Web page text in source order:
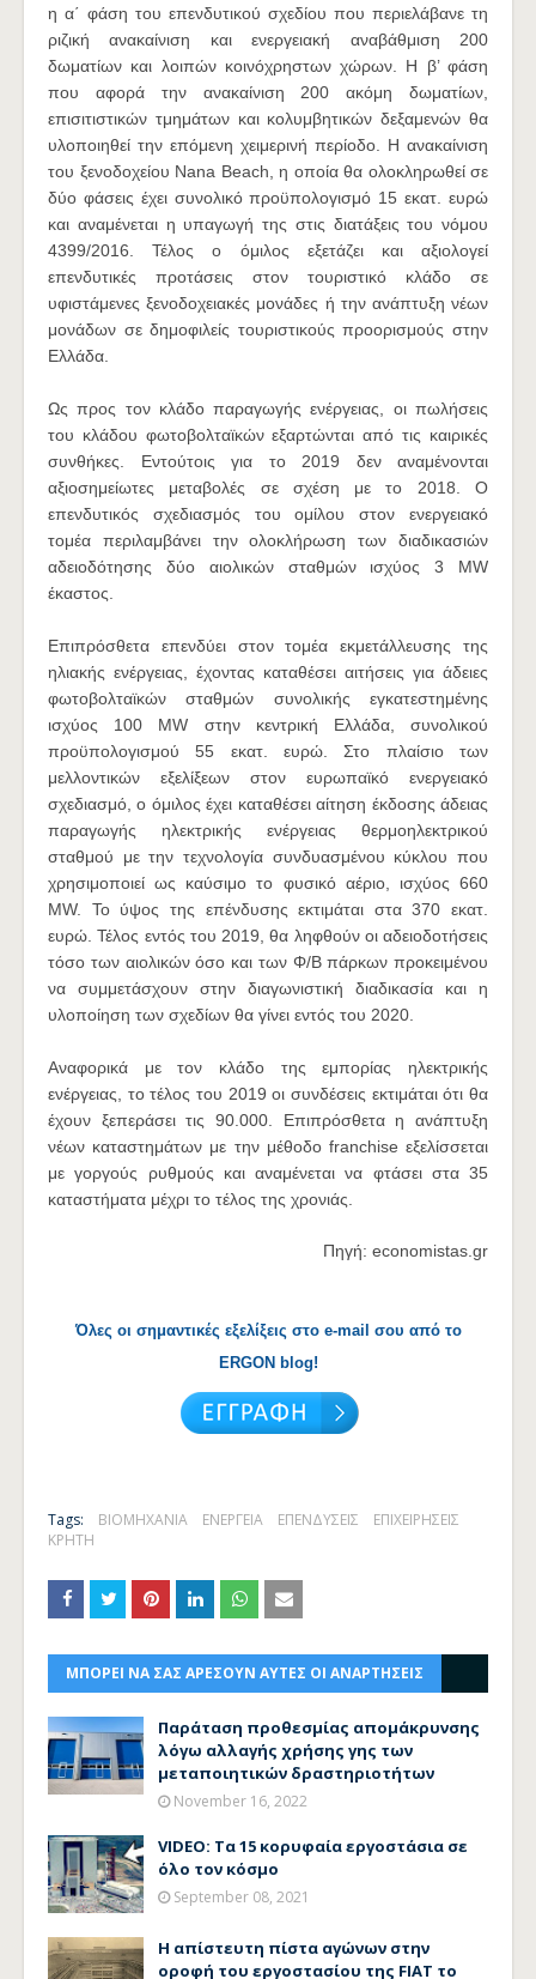
η α΄ φάση του επενδυτικού σχεδίου που περιελάβανε τη
ριζική ανακαίνιση και ενεργειακή αναβάθμιση 200
δωματίων και λοιπών κοινόχρηστων χώρων. Η β’ φάση
που αφορά την ανακαίνιση 200 ακόμη δωματίων,
επισιτιστικών τμημάτων και κολυμβητικών δεξαμενών θα
υλοποιηθεί την επόμενη χειμερινή περίοδο. Η ανακαίνιση
του ξενοδοχείου Nana Beach, η οποία θα ολοκληρωθεί σε
δύο φάσεις έχει συνολικό προϋπολογισμό 15 εκατ. ευρώ
και αναμένεται η υπαγωγή της στις διατάξεις του νόμου
4399/2016. Τέλος ο όμιλος εξετάζει και αξιολογεί
επενδυτικές προτάσεις στον τουριστικό κλάδο σε
υφιστάμενες ξενοδοχειακές μονάδες ή την ανάπτυξη νέων
μονάδων σε δημοφιλείς τουριστικούς προορισμούς στην
Ελλάδα.
Ως προς τον κλάδο παραγωγής ενέργειας, οι πωλήσεις
του κλάδου φωτοβολταϊκών εξαρτώνται από τις καιρικές
συνθήκες. Εντούτοις για το 2019 δεν αναμένονται
αξιοσημείωτες μεταβολές σε σχέση με το 2018. Ο
επενδυτικός σχεδιασμός του ομίλου στον ενεργειακό
τομέα περιλαμβάνει την ολοκλήρωση των διαδικασιών
αδειοδότησης δύο αιολικών σταθμών ισχύος 3 MW
έκαστος.
Επιπρόσθετα επενδύει στον τομέα εκμετάλλευσης της
ηλιακής ενέργειας, έχοντας καταθέσει αιτήσεις για άδειες
φωτοβολταϊκών σταθμών συνολικής εγκατεστημένης
ισχύος 100 MW στην κεντρική Ελλάδα, συνολικού
προϋπολογισμού 55 εκατ. ευρώ. Στο πλαίσιο των
μελλοντικών εξελίξεων στον ευρωπαϊκό ενεργειακό
σχεδιασμό, ο όμιλος έχει καταθέσει αίτηση έκδοσης άδειας
παραγωγής ηλεκτρικής ενέργειας θερμοηλεκτρικού
σταθμού με την τεχνολογία συνδυασμένου κύκλου που
χρησιμοποιεί ως καύσιμο το φυσικό αέριο, ισχύος 660
MW. Το ύψος της επένδυσης εκτιμάται στα 370 εκατ.
ευρώ. Τέλος εντός του 2019, θα ληφθούν οι αδειοδοτήσεις
τόσο των αιολικών όσο και των Φ/Β πάρκων προκειμένου
να συμμετάσχουν στην διαγωνιστική διαδικασία και η
υλοποίηση των σχεδίων θα γίνει εντός του 2020.
Αναφορικά με τον κλάδο της εμπορίας ηλεκτρικής
ενέργειας, το τέλος του 2019 οι συνδέσεις εκτιμάται ότι θα
έχουν ξεπεράσει τις 90.000. Επιπρόσθετα η ανάπτυξη
νέων καταστημάτων με την μέθοδο franchise εξελίσσεται
με γοργούς ρυθμούς και αναμένεται να φτάσει στα 35
καταστήματα μέχρι το τέλος της χρονιάς.
Πηγή: economistas.gr
Όλες οι σημαντικές εξελίξεις στο e-mail σου από το
ERGON blog!
Tags: ΒΙΟΜΗΧΑΝΙΑ ΕΝΕΡΓΕΙΑ ΕΠΕΝΔΥΣΕΙΣ
ΕΠΙΧΕΙΡΗΣΕΙΣ
ΚΡΗΤΗ
ΜΠΟΡΕΙ ΝΑ ΣΑΣ ΑΡΕΣΟΥΝ ΑΥΤΕΣ ΟΙ ΑΝΑΡΤΗΣΕΙΣ
Παράταση προθεσμίας απομάκρυνσης
λόγω αλλαγής χρήσης γης των
μεταποιητικών δραστηριοτήτων
November 16, 2022
VIDEO: Τα 15 κορυφαία εργοστάσια σε
όλο τον κόσμο
September 08, 2021
Η απίστευτη πίστα αγώνων στην
οροφή του εργοστασίου της FIAT το